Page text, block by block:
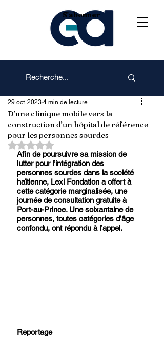
S'abonner
D’une clinique mobile vers la
construction d’un hôpital de référence
pour les personnes sourdes
29 oct. 2023 4 min de lecture
Noté NaN étoiles sur 5.
Afin de poursuivre sa mission de
lutter pour l’intégration des
personnes sourdes dans la société
haïtienne, Lexi Fondation a offert à
cette catégorie marginalisée, une
journée de consultation gratuite à
Port-au-Prince. Une soixantaine de
personnes, toutes catégories d’âge
confondu, ont répondu à l’appel.
Reportage